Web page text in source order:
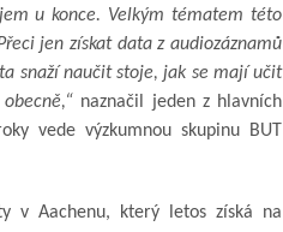
u konce. Velkým tématem této
jen získat data z audiozáznamů
snaží naučit stoje, jak se mají učit
naznačil jeden z hlavních
vede výzkumnou skupinu BUT
v Aachenu, který letos získá na